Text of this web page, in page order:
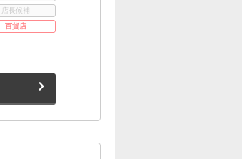
店長候補
百貨店